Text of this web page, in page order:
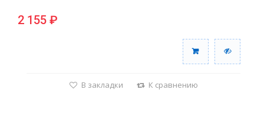
2 155 ₽
В закладки К сравнению